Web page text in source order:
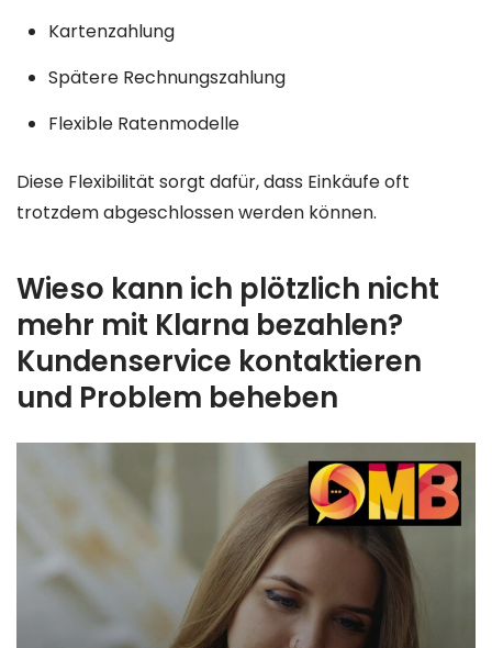
Kartenzahlung
Spätere Rechnungszahlung
Flexible Ratenmodelle
Diese Flexibilität sorgt dafür, dass Einkäufe oft
trotzdem abgeschlossen werden können.
Wieso kann ich plötzlich nicht
mehr mit Klarna bezahlen?
Kundenservice kontaktieren
und Problem beheben